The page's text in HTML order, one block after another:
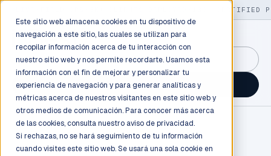
Este sitio web almacena cookies en tu dispositivo de
navegación a este sitio, las cuales se utilizan para
recopilar información acerca de tu interacción con
nuestro sitio web y nos permite recordarte. Usamos esta
información con el fin de mejorar y personalizar tu
experiencia de navegación y para generar analíticas y
métricas acerca de nuestros visitantes en este sitio web y
otros medios de comunicación. Para conocer más acerca
de las cookies, consulta nuestro aviso de privacidad.
Si rechazas, no se hará seguimiento de tu información
cuando visites este sitio web. Se usará una sola cookie en
130+ CERTIFIED
GuidancePlex →
Talk to an engineer →